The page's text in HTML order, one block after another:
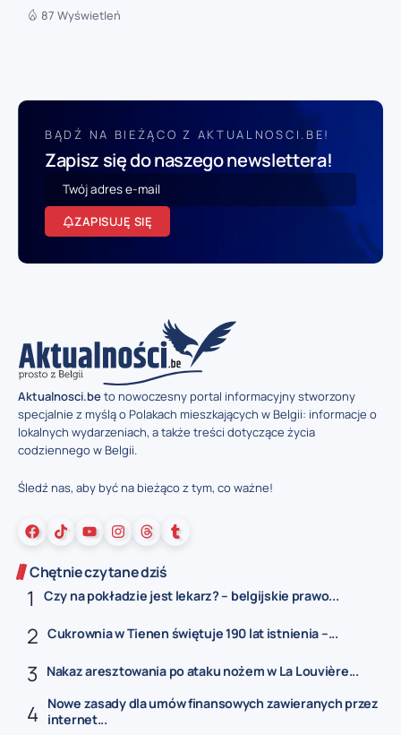
87 Wyświetleń
BĄDŹ NA BIEŻĄCO Z AKTUALNOSCI.BE!
Zapisz się do naszego newslettera!
ZAPISUJĘ SIĘ
Aktualnosci.beto nowoczesny portal informacyjny stworzony
specjalnie z myślą o Polakach mieszkających w Belgii: informacje o
lokalnych wydarzeniach, a także treści dotyczące życia
codziennego w Belgii.
Śledź nas, aby być na bieżąco z tym, co ważne!
Chętnie czytane dziś
Czy na pokładzie jest lekarz? – belgijskie prawo...
Cukrownia w Tienen świętuje 190 lat istnienia –...
Nakaz aresztowania po ataku nożem w La Louvière...
Nowe zasady dla umów finansowych zawieranych przez
internet...